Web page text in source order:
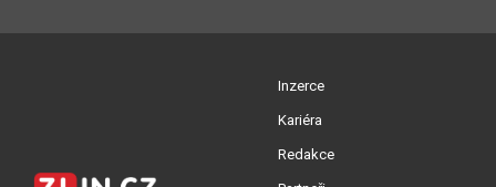
Inzerce
Kariéra
Redakce